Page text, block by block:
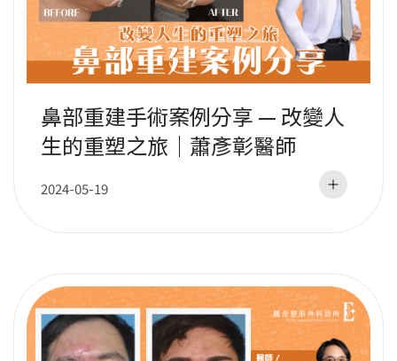
鼻部重建手術案例分享 — 改變人
生的重塑之旅｜蕭彥彰醫師
2024-05-19